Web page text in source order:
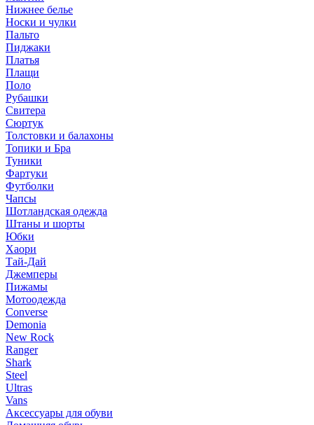
Нижнее белье
Носки и чулки
Пальто
Пиджаки
Платья
Плащи
Поло
Рубашки
Свитера
Сюртук
Толстовки и балахоны
Топики и Бра
Туники
Фартуки
Футболки
Чапсы
Шотландская одежда
Штаны и шорты
Юбки
Хаори
Тай-Дай
Джемперы
Пижамы
Мотоодежда
Converse
Demonia
New Rock
Ranger
Shark
Steel
Ultras
Vans
Аксессуары для обуви